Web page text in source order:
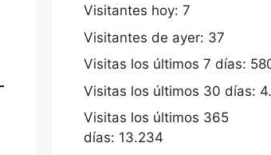
Visitantes hoy: 7
Visitantes de ayer: 37
Visitas los últimos 7 días:
Visitas los últimos 30 días:
Visitas los últimos 365
días: 13.234